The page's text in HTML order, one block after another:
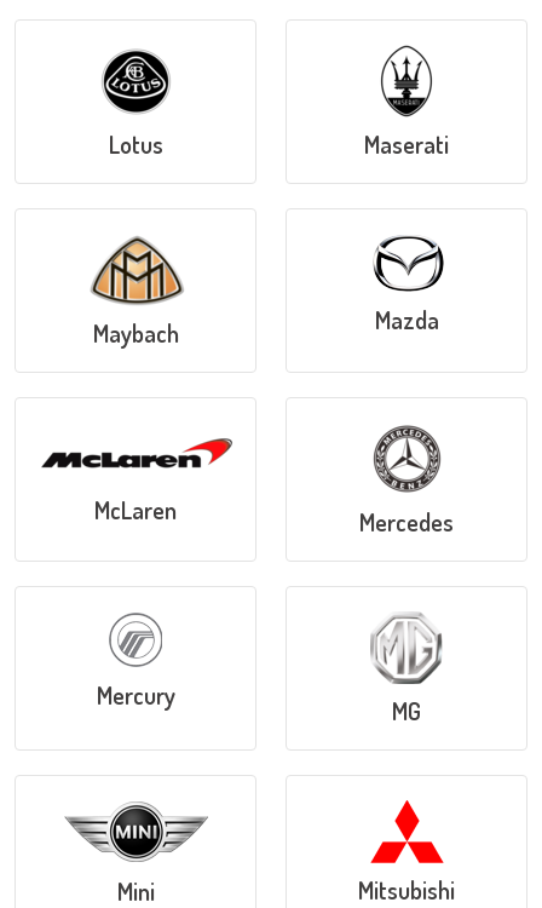
Lotus Maserati
Maybach Mazda
McLaren Mercedes
Mercury MG
Mini Mitsubishi